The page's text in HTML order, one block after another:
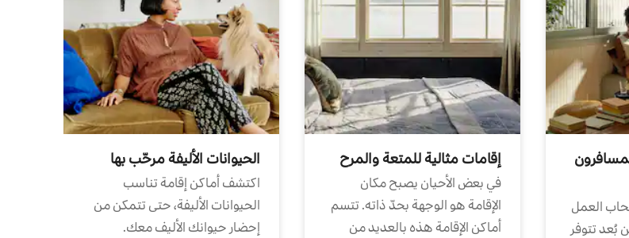
العمل
بُعد تتوفر
إقامات مثالية للمتعة والمرح
في بعض الأحيان يصبح مكان
الإقامة هو الوجهة بحدّ ذاته. تتسم
أماكن الإقامة هذه بالعديد من
الحيوانات الأليفة مرحّب بها
اكتشف أماكن إقامة تناسب
الحيوانات الأليفة، حتى تتمكن من
إحضار حيوانك الأليف معك.